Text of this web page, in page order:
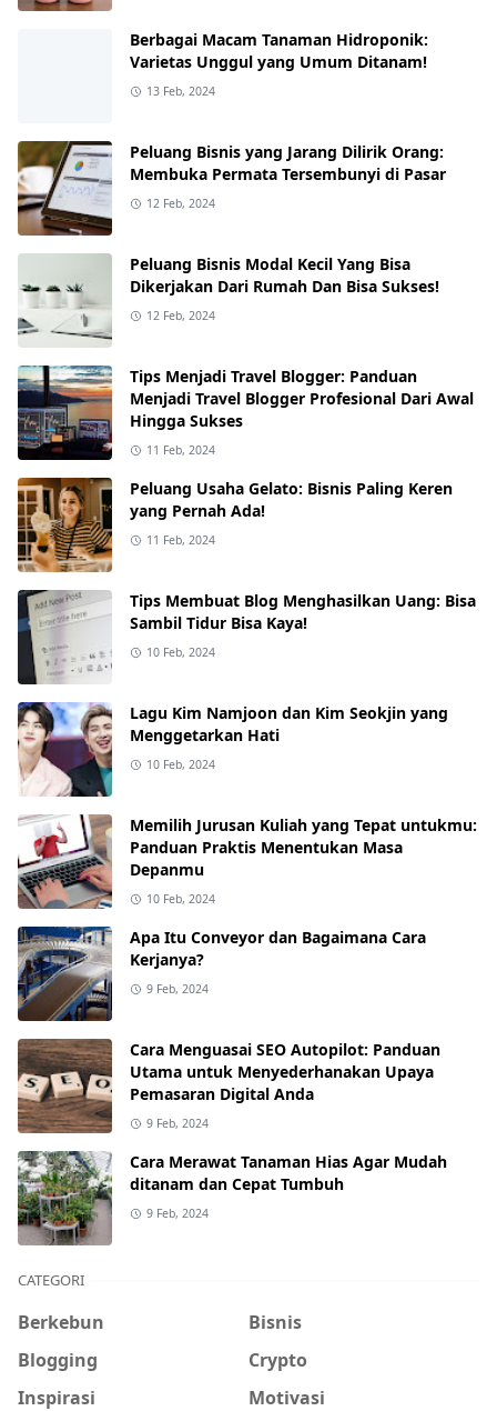
Berbagai Macam Tanaman Hidroponik:
Varietas Unggul yang Umum Ditanam!
13 Feb, 2024
Peluang Bisnis yang Jarang Dilirik Orang:
Membuka Permata Tersembunyi di Pasar
12 Feb, 2024
Peluang Bisnis Modal Kecil Yang Bisa
Dikerjakan Dari Rumah Dan Bisa Sukses!
12 Feb, 2024
Tips Menjadi Travel Blogger: Panduan
Menjadi Travel Blogger Profesional Dari Awal
Hingga Sukses
11 Feb, 2024
Peluang Usaha Gelato: Bisnis Paling Keren
yang Pernah Ada!
11 Feb, 2024
Tips Membuat Blog Menghasilkan Uang: Bisa
Sambil Tidur Bisa Kaya!
10 Feb, 2024
Lagu Kim Namjoon dan Kim Seokjin yang
Menggetarkan Hati
10 Feb, 2024
Memilih Jurusan Kuliah yang Tepat untukmu:
Panduan Praktis Menentukan Masa
Depanmu
10 Feb, 2024
Apa Itu Conveyor dan Bagaimana Cara
Kerjanya?
9 Feb, 2024
Cara Menguasai SEO Autopilot: Panduan
Utama untuk Menyederhanakan Upaya
Pemasaran Digital Anda
9 Feb, 2024
Cara Merawat Tanaman Hias Agar Mudah
ditanam dan Cepat Tumbuh
9 Feb, 2024
CATEGORI
Berkebun
Bisnis
Blogging
Crypto
Inspirasi
Motivasi